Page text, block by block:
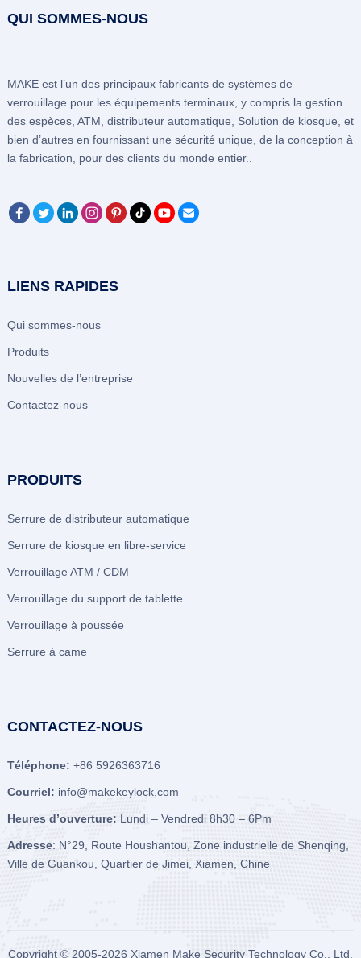
QUI SOMMES-NOUS
MAKE est l’un des principaux fabricants de systèmes de
verrouillage pour les équipements terminaux, y compris la gestion
des espèces, ATM, distributeur automatique, Solution de kiosque, et
bien d’autres en fournissant une sécurité unique, de la conception à
la fabrication, pour des clients du monde entier..
LIENS RAPIDES
Qui sommes-nous
Produits
Nouvelles de l’entreprise
Contactez-nous
PRODUITS
Serrure de distributeur automatique
Serrure de kiosque en libre-service
Verrouillage ATM / CDM
Verrouillage du support de tablette
Verrouillage à poussée
Serrure à came
CONTACTEZ-NOUS
Téléphone: +86 5926363716
Courriel: info@makekeylock.com
Heures d’ouverture: Lundi – Vendredi 8h30 – 6Pm
Adresse: N°29, Route Houshantou, Zone industrielle de Shenqing,
Ville de Guankou, Quartier de Jimei, Xiamen, Chine
Copyright © 2005-2026 Xiamen Make Security Technology Co., Ltd.